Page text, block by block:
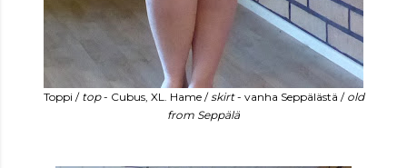
Toppi / top- Cubus, XL. Hame /skirt- vanha Seppälästä / old
from Seppälä